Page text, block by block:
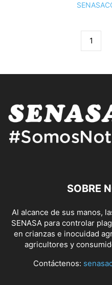
1
SOBRE
Al alcance de sus manos,
SENASA para controlar
en crianzas e inocuidad
agricultores y
Contáctenos: